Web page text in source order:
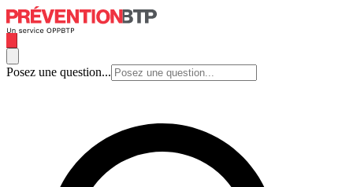
Posez une question...